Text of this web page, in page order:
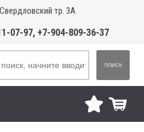
тр. 3А
07-97, +7-904-809-36-37
ПОИСК